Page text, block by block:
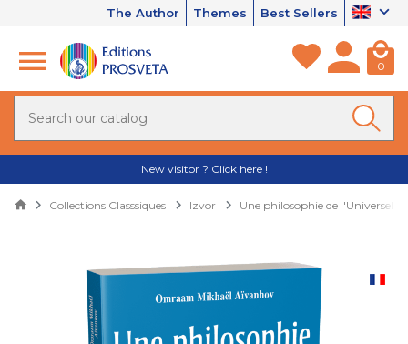
The Author Themes Best Sellers
0
New visitor ? Click here !
Collections Classsiques Izvor Une philosophie de l'Universel